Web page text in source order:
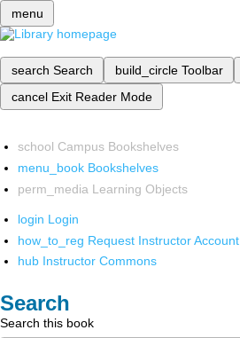
menu
search Search build_circle Toolbar
cancel Exit Reader Mode
school Campus Bookshelves
menu_book Bookshelves
perm_media Learning Objects
login Login
how_to_reg Request Instructor Account
hub Instructor Commons
Search
Search this book